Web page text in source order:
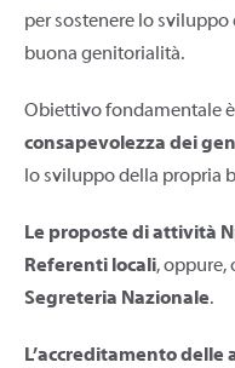
per sostenere lo
buona genitorialità.
Obiettivo fondamentale
consapevolezza dei
lo sviluppo della propria
Le proposte di attività
Referenti locali, oppure,
Segreteria Nazionale.
L’accreditamento delle